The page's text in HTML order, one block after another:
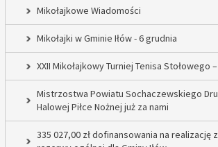
Mikołajkowe Wiadomości
Mikołajki w Gminie Iłów - 6 grudnia
XXII Mikołajkowy Turniej Tenisa Stołowego –
Mistrzostwa Powiatu Sochaczewskiego
Halowej Piłce Nożnej już za nami
335 027,00 zł dofinansowania na realizację